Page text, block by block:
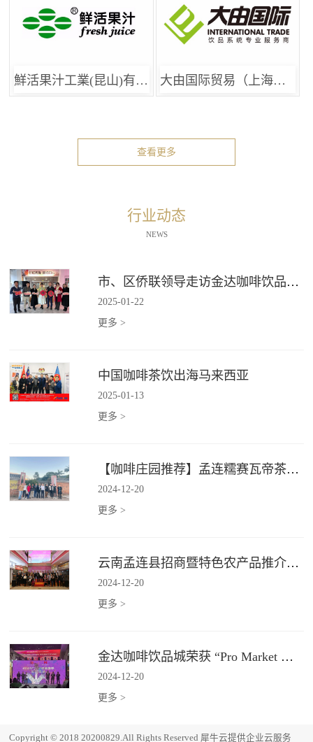
鮮活果汁工業(昆山)有限公司 大由国际贸易（上海）有限公司
查看更多
行业动态
NEWS
市、区侨联领导走访金达咖啡饮品城"新侨之家"
2025-01-22
更多 >
中国咖啡茶饮出海马来西亚
2025-01-13
更多 >
【咖啡庄园推荐】孟连糯赛瓦帝茶咖庄园
2024-12-20
更多 >
云南孟连县招商暨特色农产品推介会在广州金达圆满举行
2024-12-20
更多 >
金达咖啡饮品城荣获 “Pro Market 湾区必逛市场”
2024-12-20
更多 >
Copyright © 2018 20200829.All Rights Reserved 犀牛云提供企业云服务